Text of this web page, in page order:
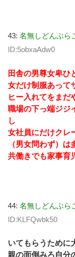
43: 名無しどんぶら
ID:5obxaAdw0
田舎の男尊女卑ひ
女だけ制服あって
ヒー入れてをまだ
職場の下っ端ジジ
し
女社員にだけクレ
（男女問わず）は
共働きでも家事育
44: 名無しどんぶら
ID:KLFQwbk50
いてもらうために
親の面倒みろ自分